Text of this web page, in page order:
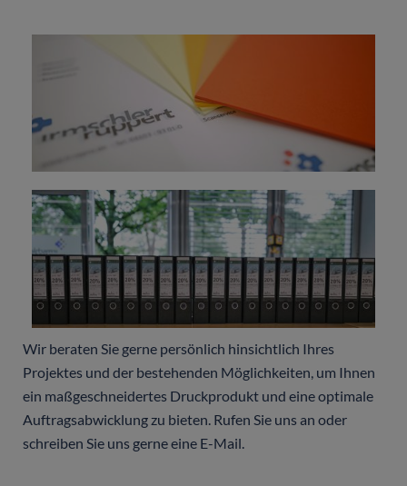
Wir beraten Sie gerne persönlich hinsichtlich Ihres
Projektes und der bestehenden Möglichkeiten, um Ihnen
ein maßgeschneidertes Druckprodukt und eine optimale
Auftragsabwicklung zu bieten. Rufen Sie uns an oder
schreiben Sie uns gerne eine E-Mail.